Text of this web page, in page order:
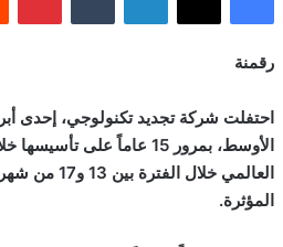
رقمنة
احتفلت شركة تجديد تكنولوجي، إحدى
الأوسط، بمرور 15 عاماً على تأسيسها خلال مشاركتها
العالمي خلال الفترة بين 13 و17 من شهر
المؤثرة.